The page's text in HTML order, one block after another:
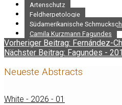
Artenschutz
Feldherpetologie
Südamerikanische
Camila Kurzmann Fagundes
Vorheriger Beitrag: Fernández-
Nächster Beitrag: Fagundes -
Neueste Abstracts
White - 2026 - 01